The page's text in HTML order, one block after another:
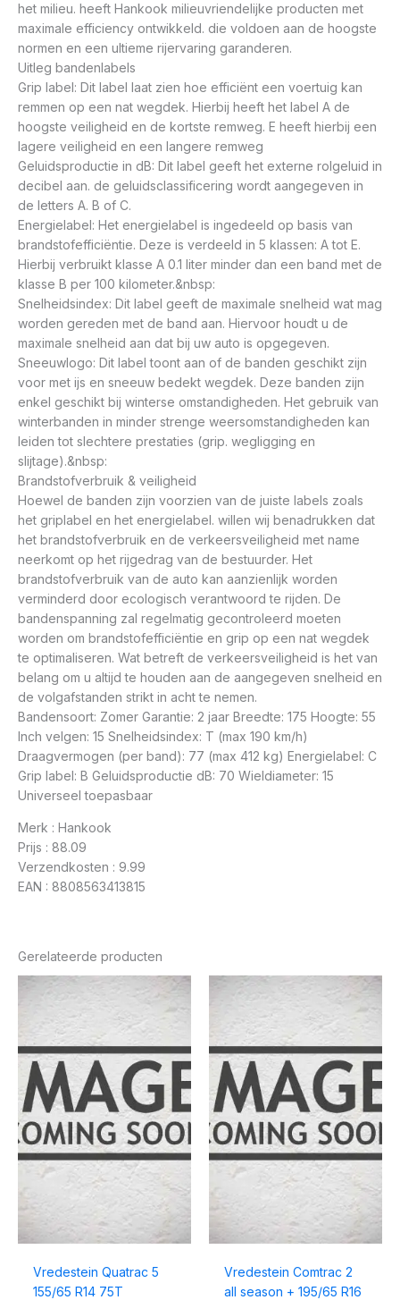
het milieu. heeft Hankook milieuvriendelijke producten met
maximale efficiency ontwikkeld. die voldoen aan de hoogste
normen en een ultieme rijervaring garanderen.
Uitleg bandenlabels
Grip label: Dit label laat zien hoe efficiënt een voertuig kan
remmen op een nat wegdek. Hierbij heeft het label A de
hoogste veiligheid en de kortste remweg. E heeft hierbij een
lagere veiligheid en een langere remweg
Geluidsproductie in dB: Dit label geeft het externe rolgeluid in
decibel aan. de geluidsclassificering wordt aangegeven in
de letters A. B of C.
Energielabel: Het energielabel is ingedeeld op basis van
brandstofefficiëntie. Deze is verdeeld in 5 klassen: A tot E.
Hierbij verbruikt klasse A 0.1 liter minder dan een band met de
klasse B per 100 kilometer.&nbsp:
Snelheidsindex: Dit label geeft de maximale snelheid wat mag
worden gereden met de band aan. Hiervoor houdt u de
maximale snelheid aan dat bij uw auto is opgegeven.
Sneeuwlogo: Dit label toont aan of de banden geschikt zijn
voor met ijs en sneeuw bedekt wegdek. Deze banden zijn
enkel geschikt bij winterse omstandigheden. Het gebruik van
winterbanden in minder strenge weersomstandigheden kan
leiden tot slechtere prestaties (grip. wegligging en
slijtage).&nbsp:
Brandstofverbruik & veiligheid
Hoewel de banden zijn voorzien van de juiste labels zoals
het griplabel en het energielabel. willen wij benadrukken dat
het brandstofverbruik en de verkeersveiligheid met name
neerkomt op het rijgedrag van de bestuurder. Het
brandstofverbruik van de auto kan aanzienlijk worden
verminderd door ecologisch verantwoord te rijden. De
bandenspanning zal regelmatig gecontroleerd moeten
worden om brandstofefficiëntie en grip op een nat wegdek
te optimaliseren. Wat betreft de verkeersveiligheid is het van
belang om u altijd te houden aan de aangegeven snelheid en
de volgafstanden strikt in acht te nemen.
Bandensoort: Zomer Garantie: 2 jaar Breedte: 175 Hoogte: 55
Inch velgen: 15 Snelheidsindex: T (max 190 km/h)
Draagvermogen (per band): 77 (max 412 kg) Energielabel: C
Grip label: B Geluidsproductie dB: 70 Wieldiameter: 15
Universeel toepasbaar
Merk : Hankook
Prijs : 88.09
Verzendkosten : 9.99
EAN : 8808563413815
Gerelateerde producten
Vredestein Quatrac 5
155/65 R14 75T
Vredestein Comtrac 2
all season + 195/65 R16